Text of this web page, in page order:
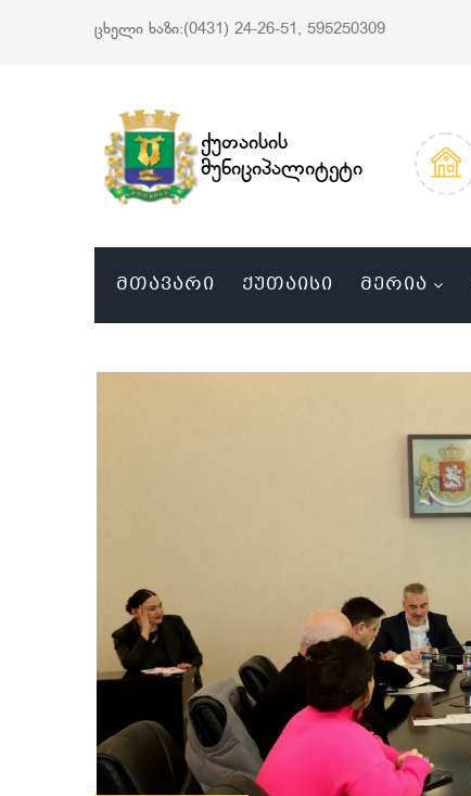
ცხელი ხაზი:(0431) 24-26-51, 595250309
ქუთაისის
მუნიციპალიტეტი
ᲛᲗᲐᲕᲐᲠᲘ ᲥᲣᲗᲐᲘᲡᲘ ᲛᲔᲠᲘᲐ